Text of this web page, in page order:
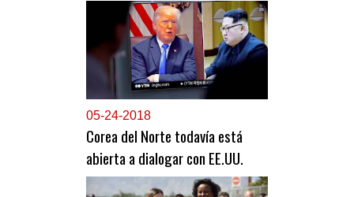
05-24-2018
Corea del Norte todavía está
abierta a dialogar con EE.UU.